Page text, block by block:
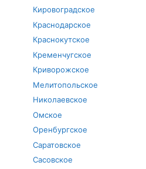
Кировоградское
Краснодарское
Краснокутское
Кременчугское
Криворожское
Мелитопольское
Николаевское
Омское
Оренбургское
Саратовское
Сасовское